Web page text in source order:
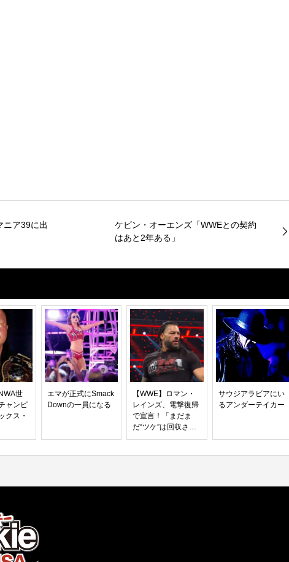
ニア39に出
ケビン・オーエンズ「WWEとの契約
はあと2年ある」
世
ャンピ
クス・
エマが正式にSmack
Downの一員になる
【WWE】ロマン・
レインズ、電撃復帰
で宣言！「まだま
だ“ツケ”は回収させ
てもらう――反撃の
サウジアラビアにい
るアンダーテイカー